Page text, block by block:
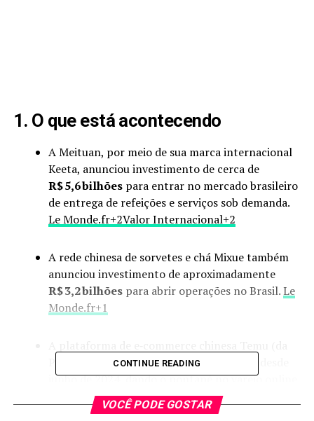
1. O que está acontecendo
A Meituan, por meio de sua marca internacional
Keeta, anunciou investimento de cerca de
R$ 5,6 bilhõespara entrar no mercado brasileiro
de entrega de refeições e serviços sob demanda.
Le Monde.fr+2Valor Internacional+2
A rede chinesa de sorvetes e chá Mixue também
anunciou investimento de aproximadamente
R$ 3,2 bilhõespara abrir operações no Brasil.Le
Monde.fr+1
PDD Holdings) já está operando no Brasil desde
junho de 2024, dando o pontapé no varejo online
de importados/serviços conectados.
CONTINUE READING
VOCÊ PODE GOSTAR